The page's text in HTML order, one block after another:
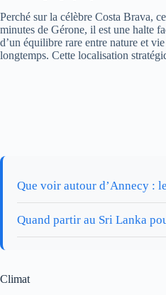
Perché sur la célèbre Costa Brava,
minutes de Gérone, il est une halte
d’un équilibre rare entre nature et
longtemps. Cette localisation
Que voir autour d’Annecy :
Quand partir au Sri Lanka
Climat